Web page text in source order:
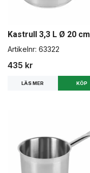
Kastrull 3,3 L Ø 20 cm
Artikelnr: 63322
435 kr
LÄS MER